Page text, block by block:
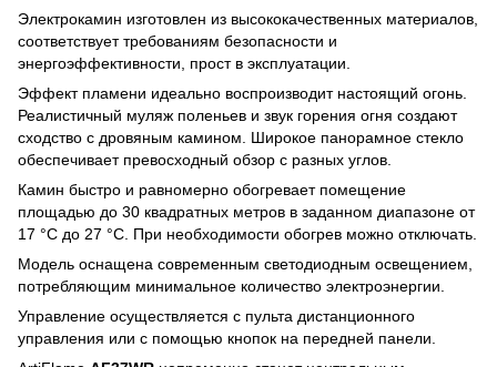
Электрокамин изготовлен из высококачественных материалов,
соответствует требованиям безопасности и
энергоэффективности, прост в эксплуатации.
Эффект пламени идеально воспроизводит настоящий огонь.
Реалистичный муляж поленьев и звук горения огня создают
сходство с дровяным камином. Широкое панорамное стекло
обеспечивает превосходный обзор с разных углов.
Камин быстро и равномерно обогревает помещение
площадью до 30 квадратных метров в заданном диапазоне от
17 °C до 27 °C. При необходимости обогрев можно отключать.
Модель оснащена современным светодиодным освещением,
потребляющим минимальное количество электроэнергии.
Управление осуществляется с пульта дистанционного
управления или с помощью кнопок на передней панели.